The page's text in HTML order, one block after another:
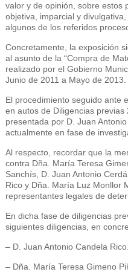
valor y de opinión, sobre estos
objetiva, imparcial y
algunos de los referidos
Concretamente, la exposición
al asunto de la “Compra de
realizado por el Gobierno
Junio de 2011 a Mayo de 2013.
El procedimiento seguido ante
en autos de Diligencias
presentada por D. Juan
actualmente en fase de
Al respecto, recordar que la
contra Dña. María Teresa
Sanchís, D. Juan Antonio
Rico y Dña. María Luz Monllor
representantes legales de
En dicha fase de diligencias
siguientes diligencias, en
– D. Juan Antonio Candela Rico.
– Dña. María Teresa Gimeno